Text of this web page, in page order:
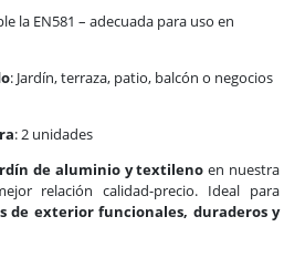
la EN581 – adecuada para uso en
: Jardín, terraza, patio, balcón o negocios
: 2 unidades
de aluminio y textileno en nuestra
relación calidad-precio. Ideal para
de exterior funcionales, duraderos y